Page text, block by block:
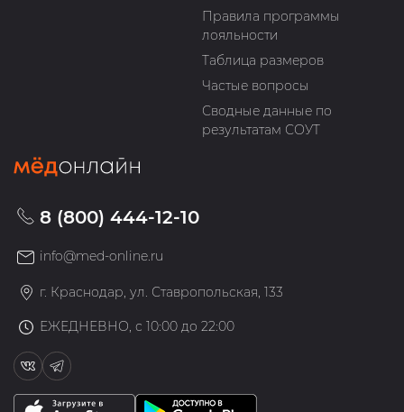
Правила программы
лояльности
Таблица размеров
Частые вопросы
Сводные данные по
результатам СОУТ
8 (800) 444-12-10
info@med-online.ru
г. Краснодар, ул. Ставропольская, 133
ЕЖЕДНЕВНО, с 10:00 до 22:00